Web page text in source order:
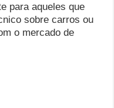
para aqueles que
sobre carros ou
o mercado de